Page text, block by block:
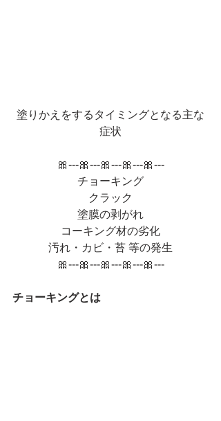
塗りかえをするタイミングとなる主な
症状
🎀---🎀---🎀---🎀---🎀---
チョーキング
クラック
塗膜の剥がれ
コーキング材の劣化
汚れ・カビ・苔 等の発生
🎀---🎀---🎀---🎀---🎀---
チョーキングとは